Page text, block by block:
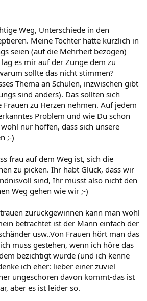
Weg, Unterschiede in den
Meine Tochter hatte kürzlich in
seien (auf die Mehrheit bezogen)
es mir auf der Zunge dem zu
sollte das nicht stimmen?
Thema an Schulen, inzwischen gibt
sind anders). Das sollten sich
zu Herzen nehmen. Auf jedem
Problem und wie Du schon
nur hoffen, dass sich unsere
;-)
frau auf dem Weg ist, sich die
zu picken. Ihr habt Glück, dass wir
sind, Ihr müsst also nicht den
Weg gehen wie wir ;-)
zurückgewinnen kann man wohl
betrachtet ist der Mann einfach der
usw..Von Frauen hört man das
muss gestehen, wenn ich höre das
bezichtigt wurde (und ich kenne
ich eher: lieber einer zuviel
ungeschoren davon kommt-das ist
aber es ist leider so.